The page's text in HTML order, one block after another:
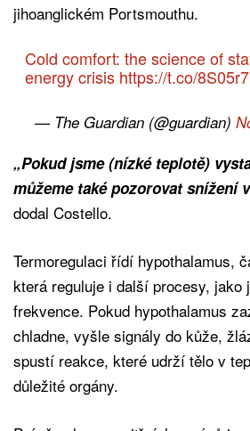
jihoanglickém Portsmouthu.
Cold comfort: the science of
energy crisis https://t.co/
— The Guardian (@guardian)
„Pokud jsme (nízké teplotě)
můžeme také pozorovat snížení
dodal Costello.
Termoregulaci řídí hypothalamus,
která reguluje i další procesy, jako
frekvence. Pokud hypothalamus
chladne, vyšle signály do kůže,
spustí reakce, které udrží tělo v
důležité orgány.